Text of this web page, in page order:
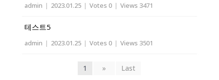
admin | 2023.01.25 | Votes 0 | Views 3471
테스트5
admin | 2023.01.25 | Votes 0 | Views 3501
1 » Last